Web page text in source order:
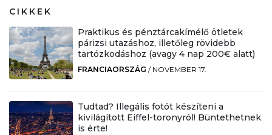
CIKKEK
Praktikus és pénztárcakímélő ötletek
párizsi utazáshoz, illetőleg rövidebb
tartózkodáshoz (avagy 4 nap 200€ alatt)
FRANCIAORSZÁG / NOVEMBER 17.
Tudtad? Illegális fotót készíteni a
kivilágított Eiffel-toronyról! Büntethetnek
is érte!